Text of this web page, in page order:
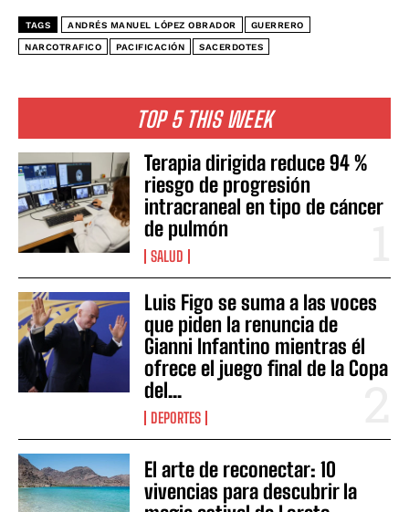
TOP 5 THIS WEEK
Terapia dirigida reduce 94 %
riesgo de progresión
intracraneal en tipo de cáncer
de pulmón
SALUD
Luis Figo se suma a las voces
que piden la renuncia de
Gianni Infantino mientras él
ofrece el juego final de la Copa
del...
DEPORTES
El arte de reconectar: 10
vivencias para descubrir la
TAGS ANDRÉS MANUEL LÓPEZ OBRADOR GUERRERO
NARCOTRAFICO PACIFICACIÓN SACERDOTES